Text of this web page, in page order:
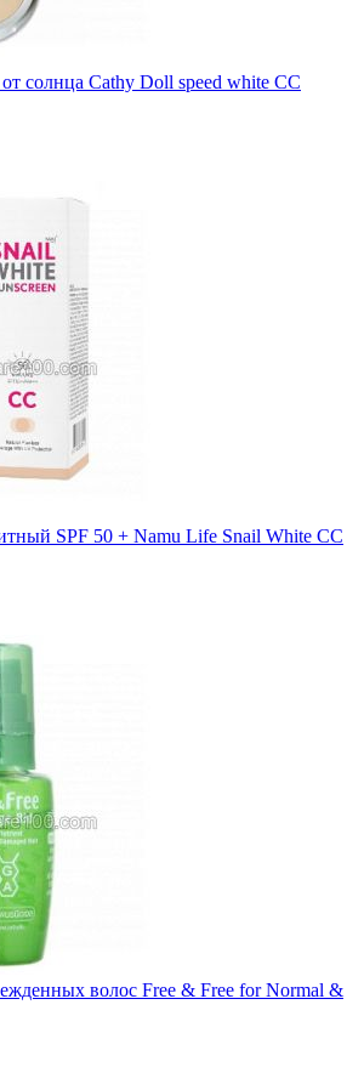
солнца Cathy Doll speed white CC
SPF 50 + Namu Life Snail White CC
волос Free & Free for Normal &